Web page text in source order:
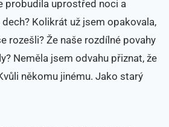
probudila uprostřed noci a
Kolikrát už jsem opakovala,
rozešli? Že naše rozdílné povahy
Neměla jsem odvahu přiznat, že
někomu jinému. Jako starý